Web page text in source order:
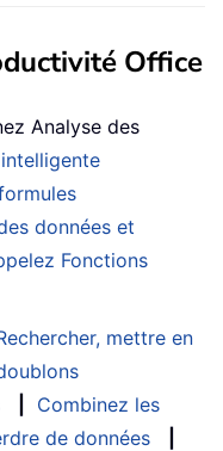
Office
Analyse des
données et
Fonctions
mettre en
Combinez les
de données